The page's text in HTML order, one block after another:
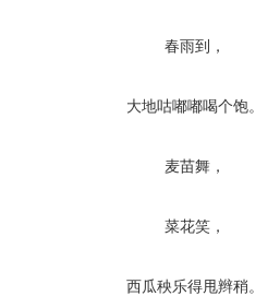
春雨到，
大地咕嘟嘟喝个饱。
麦苗舞，
菜花笑，
西瓜秧乐得甩辫稍。